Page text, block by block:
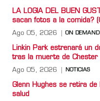
LA LOGIA DEL BUEN
sacan fotos a la
Ago 05, 2026 ON DEMAND
Linkin Park estrenará un
tras la muerte de Chester
Ago 05, 2026 NOTICIAS
Glenn Hughes se retira
salud